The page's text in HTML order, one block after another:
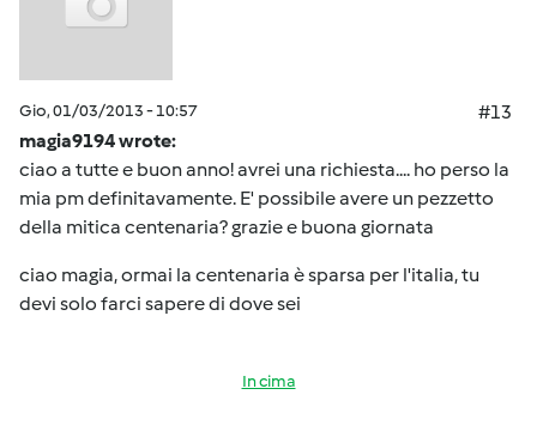
Gio, 01/03/2013 - 10:57
#13
magia9194 wrote:
ciao a tutte e buon anno! avrei una richiesta.... ho perso la
mia pm definitavamente. E' possibile avere un pezzetto
della mitica centenaria? grazie e buona giornata
ciao magia, ormai la centenaria è sparsa per l'italia, tu
devi solo farci sapere di dove sei
In cima